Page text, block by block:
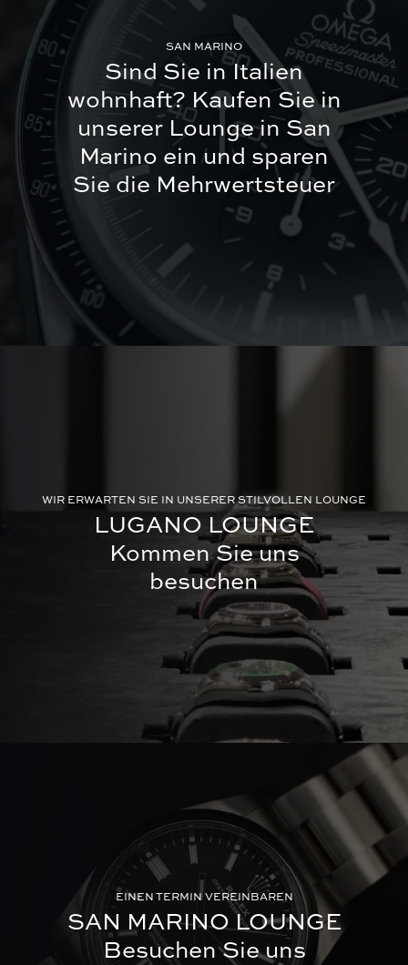
SAN MARINO
Sind Sie in Italien
wohnhaft? Kaufen Sie in
unserer Lounge in San
Marino ein und sparen
Sie die Mehrwertsteuer
WIR ERWARTEN SIE IN UNSERER STILVOLLEN LOUNGE
LUGANO LOUNGE
Kommen Sie uns
besuchen
EINEN TERMIN VEREINBAREN
SAN MARINO LOUNGE
Besuchen Sie uns